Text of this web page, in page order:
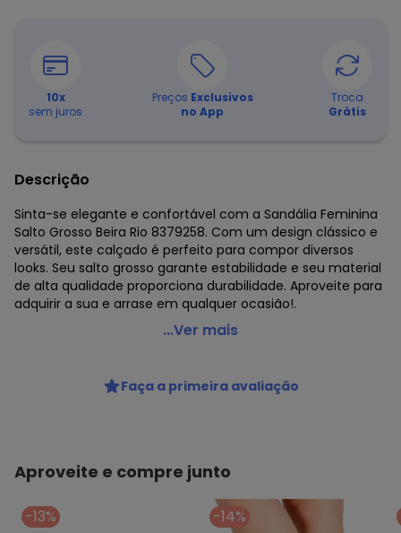
10x
sem juros
Preços Exclusivos
no App
Troca
Grátis
Descrição
Sinta-se elegante e confortável com a Sandália Feminina
Salto Grosso Beira Rio 8379258. Com um design clássico e
versátil, este calçado é perfeito para compor diversos
looks. Seu salto grosso garante estabilidade e seu material
de alta qualidade proporciona durabilidade. Aproveite para
adquirir a sua e arrase em qualquer ocasião!.
Beira Rio - Sandália Feminina Salto Grosso Beira Rio
Código do produto: 24240327
REFERENCIA : 8379258
MATERIAL DA SOLA : Borracha
ACABAMENTO : Colado/Costurado
GÊNERO : Female
GRUPO DE IDADE : Adult
...Ver mais
Faça a primeira avaliação
Aproveite e compre junto
-13% -14%